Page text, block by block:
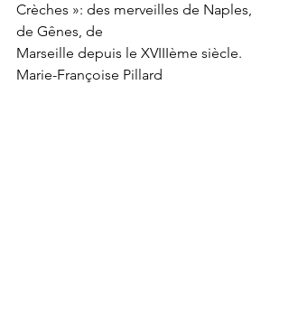
Crèches »: des merveilles de Naples,
de Gênes, de
Marseille depuis le XVIIIème siècle.
Marie-Françoise Pillard